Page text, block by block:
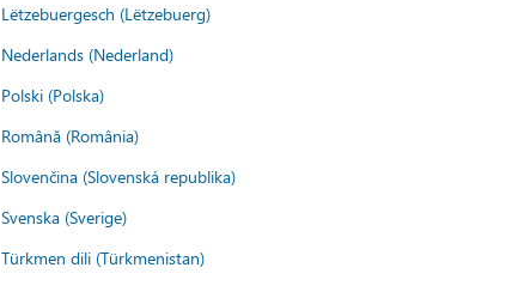
Lëtzebuergesch (Lëtzebuerg)
Nederlands (Nederland)
Polski (Polska)
Română (România)
Slovenčina (Slovenská republika)
Svenska (Sverige)
Türkmen dili (Türkmenistan)